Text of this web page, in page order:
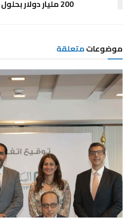
200 مليار دولار بحلول العام 2030
موضوعاتمتعلقة